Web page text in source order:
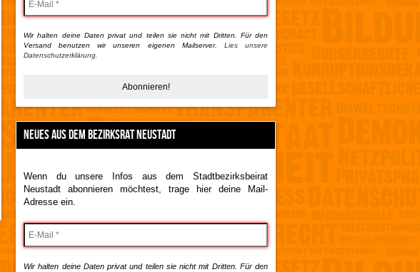
Wir halten deine Daten privat und teilen sie nicht mit Dritten. Für den
Versand benutzen wir unseren eigenen Mailserver. Lies unsere
Datenschutzerklärung.
NEUES AUS DEM BEZIRKSRAT NEUSTADT
Wenn du unsere Infos aus dem Stadtbezirksbeirat
Neustadt abonnieren möchtest, trage hier deine Mail-
Adresse ein.
Wir halten deine Daten privat und teilen sie nicht mit Dritten. Für den